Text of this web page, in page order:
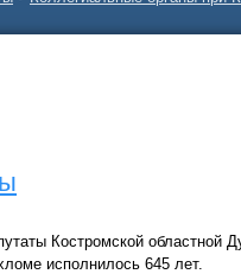
Костромской областной
исполнилось 645 лет.